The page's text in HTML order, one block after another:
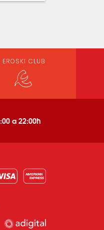
EROSKI CLUB
a 22:00h